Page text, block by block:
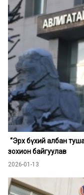
“Эрх бүхий албан
зохион байгуулав
2026-01-13